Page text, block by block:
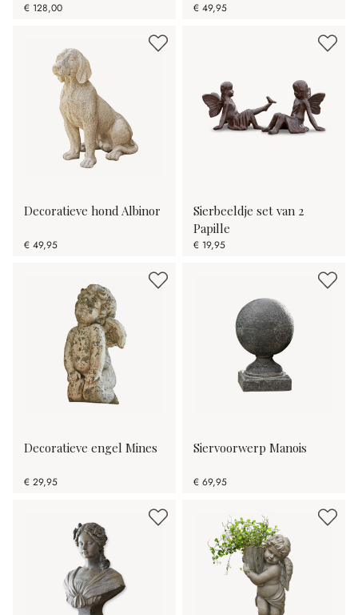
€ 128,00 € 49,95
Decoratieve hond Albinor
€ 49,95
Sierbeeldje set van 2
Papille
€ 19,95
Decoratieve engel Mines
€ 29,95
Siervoorwerp Manois
€ 69,95